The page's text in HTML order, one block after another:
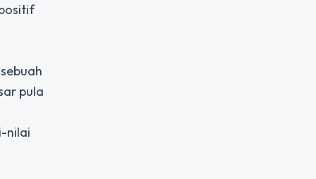
pula
nilai